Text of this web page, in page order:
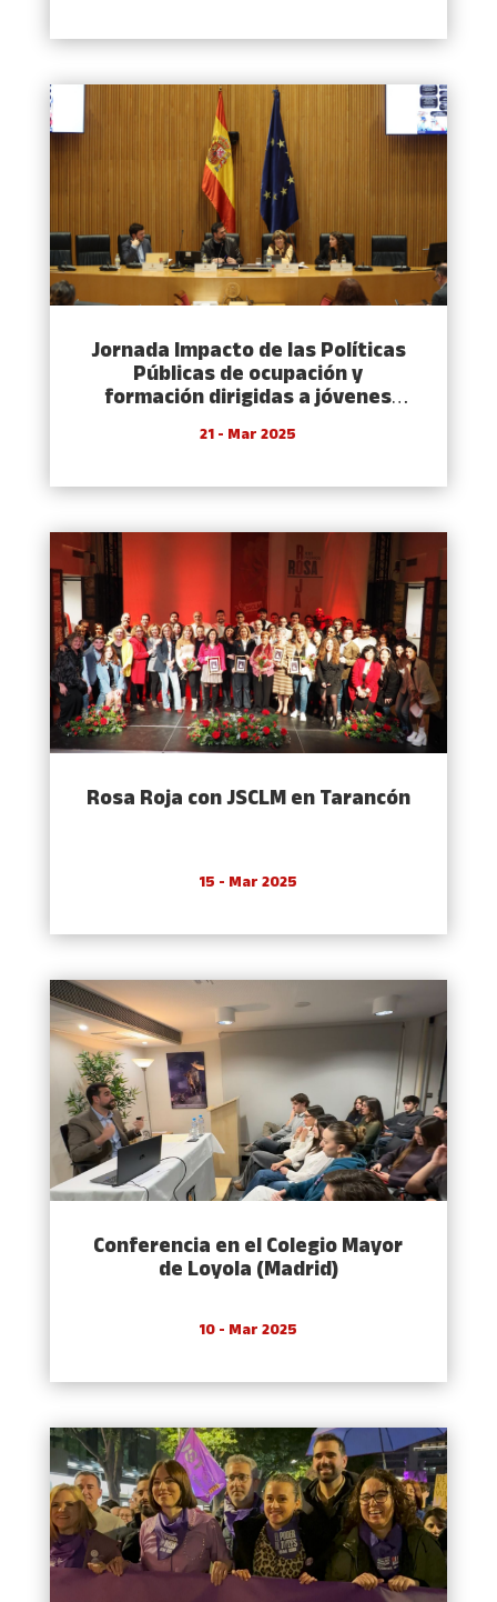
Jornada Impacto de las Políticas
Públicas de ocupación y
formación dirigidas a jóvenes
rurales
21 - Mar 2025
Rosa Roja con JSCLM en Tarancón
15 - Mar 2025
Conferencia en el Colegio Mayor
de Loyola (Madrid)
10 - Mar 2025